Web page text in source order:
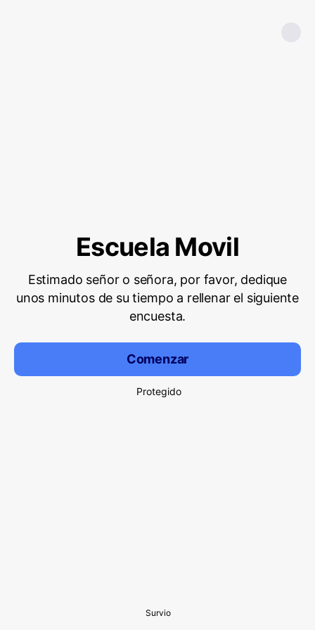
Escuela Movil
Estimado señor o señora, por favor, dedique
unos minutos de su tiempo a rellenar el siguiente
encuesta.
Comenzar
Protegido
Survio